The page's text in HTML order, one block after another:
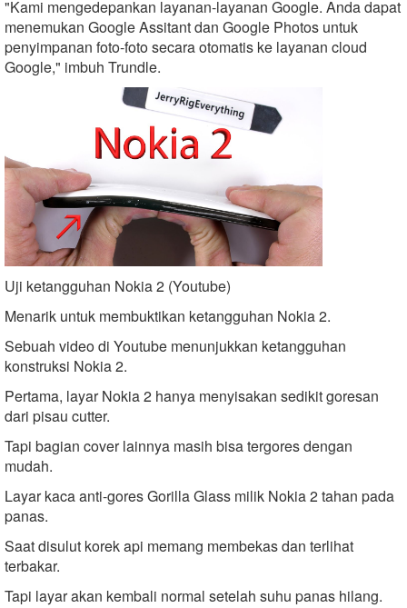
"Kami mengedepankan layanan-layanan Google. Anda dapat
menemukan Google Assitant dan Google Photos untuk
penyimpanan foto-foto secara otomatis ke layanan cloud
Google," imbuh Trundle.
Uji ketangguhan Nokia 2 (Youtube)
Menarik untuk membuktikan ketangguhan Nokia 2.
Sebuah video di Youtube menunjukkan ketangguhan
konstruksi Nokia 2.
Pertama, layar Nokia 2 hanya menyisakan sedikit goresan
dari pisau cutter.
Tapi bagian cover lainnya masih bisa tergores dengan
mudah.
Layar kaca anti-gores Gorilla Glass milik Nokia 2 tahan pada
panas.
Saat disulut korek api memang membekas dan terlihat
terbakar.
Tapi layar akan kembali normal setelah suhu panas hilang.